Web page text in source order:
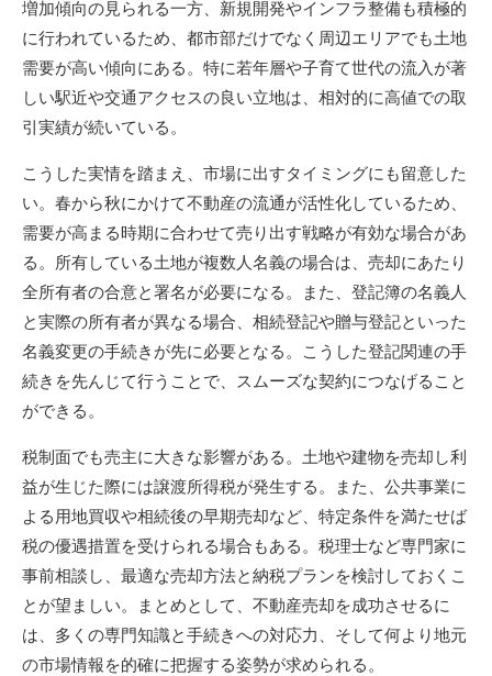
増加傾向の見られる一方、新規開発やインフラ整備も積極的
に行われているため、都市部だけでなく周辺エリアでも土地
需要が高い傾向にある。特に若年層や子育て世代の流入が著
しい駅近や交通アクセスの良い立地は、相対的に高値での取
引実績が続いている。
こうした実情を踏まえ、市場に出すタイミングにも留意した
い。春から秋にかけて不動産の流通が活性化しているため、
需要が高まる時期に合わせて売り出す戦略が有効な場合があ
る。所有している土地が複数人名義の場合は、売却にあたり
全所有者の合意と署名が必要になる。また、登記簿の名義人
と実際の所有者が異なる場合、相続登記や贈与登記といった
名義変更の手続きが先に必要となる。こうした登記関連の手
続きを先んじて行うことで、スムーズな契約につなげること
ができる。
税制面でも売主に大きな影響がある。土地や建物を売却し利
益が生じた際には譲渡所得税が発生する。また、公共事業に
よる用地買収や相続後の早期売却など、特定条件を満たせば
税の優遇措置を受けられる場合もある。税理士など専門家に
事前相談し、最適な売却方法と納税プランを検討しておくこ
とが望ましい。まとめとして、不動産売却を成功させるに
は、多くの専門知識と手続きへの対応力、そして何より地元
の市場情報を的確に把握する姿勢が求められる。